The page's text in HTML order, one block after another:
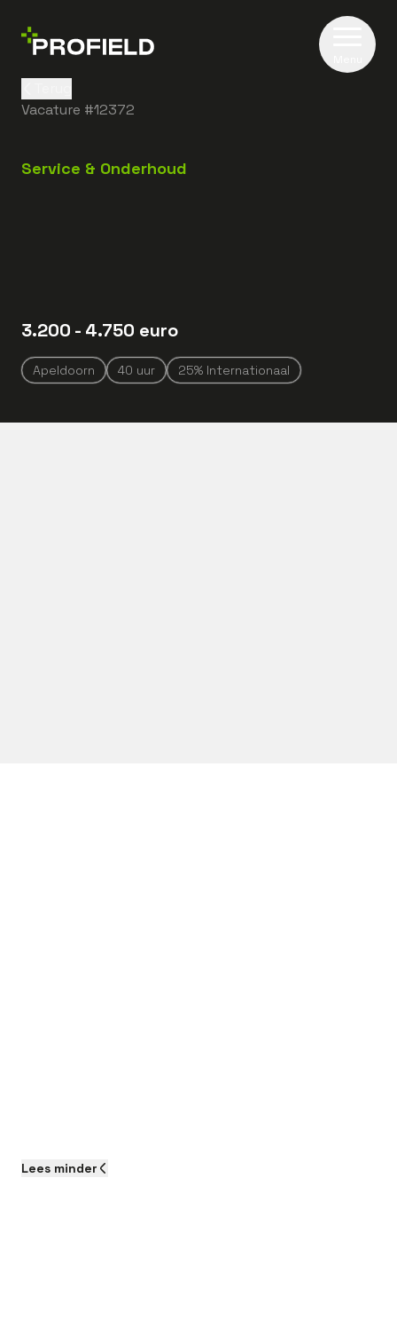
Service & Onderhoud
3.200 - 4.750 euro
Apeldoorn 40 uur 25% Internationaal
Vacature #12372
Lees minder